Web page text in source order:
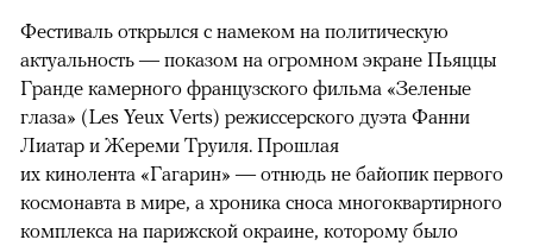
Фестиваль открылся с намеком на политическую
актуальность — показом на огромном экране Пьяццы
Гранде камерного французского фильма «Зеленые
глаза» (Les Yeux Verts) режиссерского дуэта Фанни
Лиатар и Жереми Труиля. Прошлая
их кинолента «Гагарин» — отнюдь не байопик первого
космонавта в мире, а хроника сноса многоквартирного
комплекса на парижской окраине, которому было